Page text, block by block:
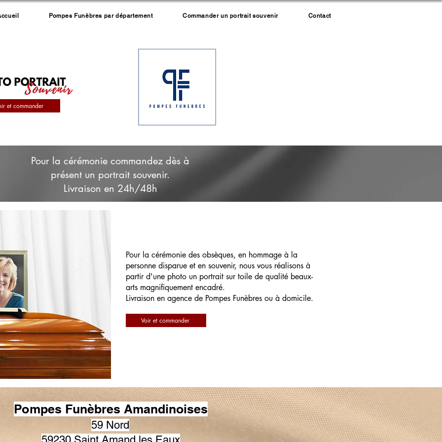
Pompes Funèbres par département Commander un portrait souvenir Contact
et commander
Pour la cérémonie commandez dès à
présent un portrait souvenir.
Livraison en 24h/48h
Pour la cérémonie des obsèques, en hommage à la
personne disparue et en souvenir, nous vous réalisons à
partir d'une photo un portrait sur toile de qualité beaux-
arts magnifiquement encadré.
Livraison en agence de Pompes Funèbres ou à domicile.
Voir et commander
Pompes Funèbres Amandinoises
59 Nord